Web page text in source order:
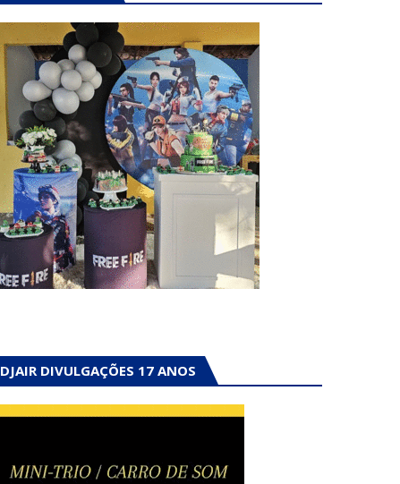
DJAIR DIVULGAÇÕES 17 ANOS